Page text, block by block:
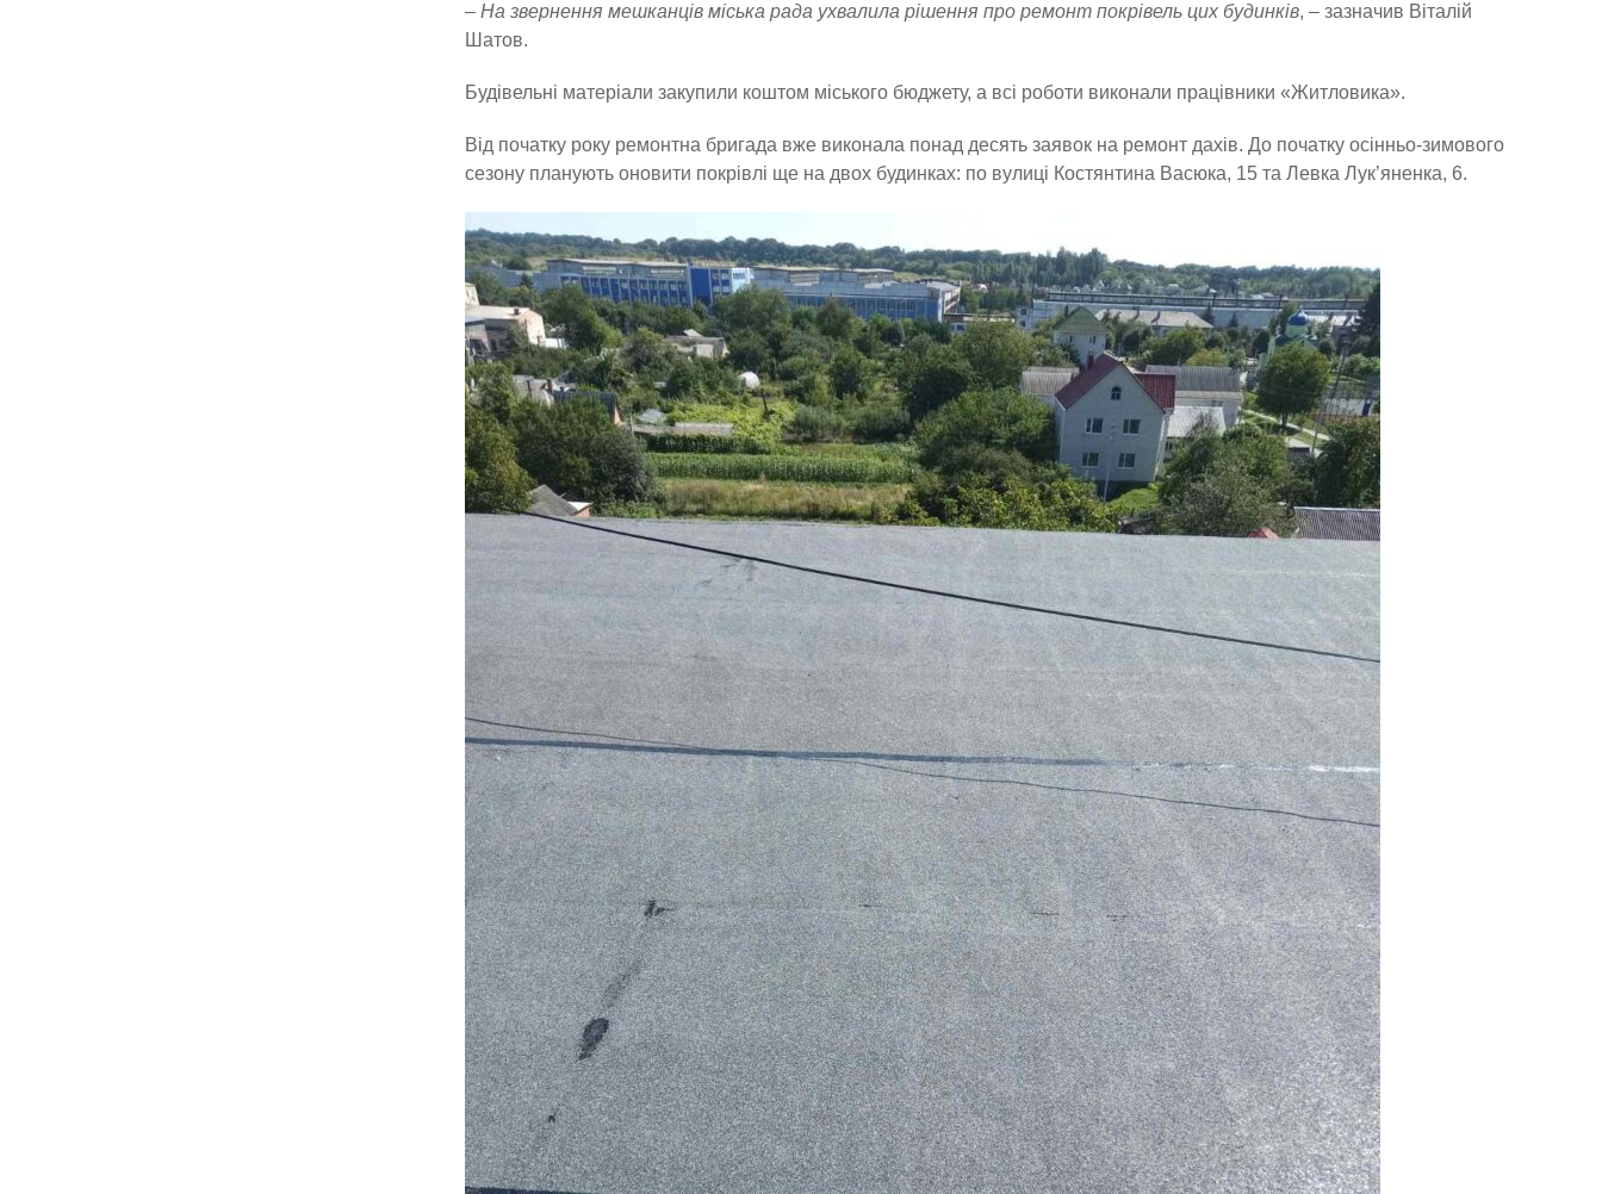
– На звернення мешканців міська рада ухвалила рішення про ремонт покрівель цих будинків, – зазначив Віталій
Шатов.
Будівельні матеріали закупили коштом міського бюджету, а всі роботи виконали працівники «Житловика».
Від початку року ремонтна бригада вже виконала понад десять заявок на ремонт дахів. До початку осінньо-зимового
сезону планують оновити покрівлі ще на двох будинках: по вулиці Костянтина Васюка, 15 та Левка Лук’яненка, 6.